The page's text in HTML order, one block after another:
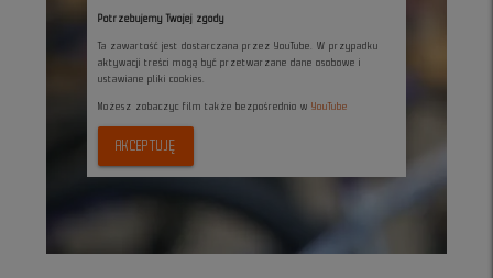
Potrzebujemy Twojej zgody
Ta zawartość jest dostarczana przez YouTube. W przypadku
aktywacji treści mogą być przetwarzane dane osobowe i
ustawiane pliki cookies.
Możesz zobaczyc film także bezpośrednio w YouTube
AKCEPTUJĘ